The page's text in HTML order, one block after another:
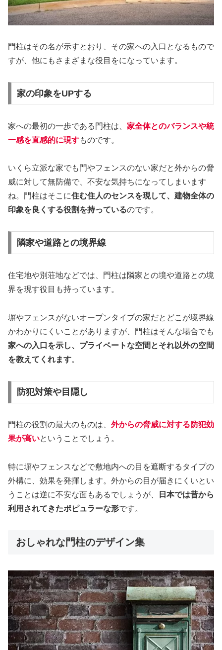
門柱はその名が示すとおり、その家への入口となるもので
すが、他にもさまざまな役目をになっています。
家の印象をUPする
家への最初の一歩である門柱は、 家全体とのバランスや統
一感を直感的に現すものです。
いくら立派な家でも門やフェンスのない家だと外からの脅
威に対して無防備で、不安な気持ちになってしまいます
ね。門柱はそこに住む住人のセンスを現して、建物全体の
印象を良くする役割を持っているのです。
隣家や道路との境界線
住宅地や別荘地などでは、門柱は隣家との境や道路との境
界を現す役目も持っています。
塀やフェンスがないオープンタイプの家だとどこが境界線
かわかりにくいことがありますが、門柱はそんな場合でも
家への入口を示し、プライベートな空間とそれ以外の空間
を教えてくれます。
防犯対策や目隠し
門柱の役割の最大のものは、 外からの脅威に対する防犯効
果が高いということでしょう。
特に塀やフェンスなどで敷地内への目を遮断するタイプの
外構に、効果を発揮します。外からの目が届きにくいとい
うことは逆に不安な面もあるでしょうが、
日本では昔から
利用されてきたポピュラーな形です。
おしゃれな門柱のデザイン集